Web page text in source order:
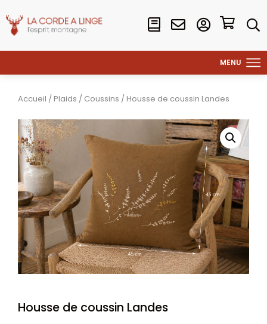
Accueil / Plaids / Coussins / Housse de coussin Landes
Housse de coussin Landes